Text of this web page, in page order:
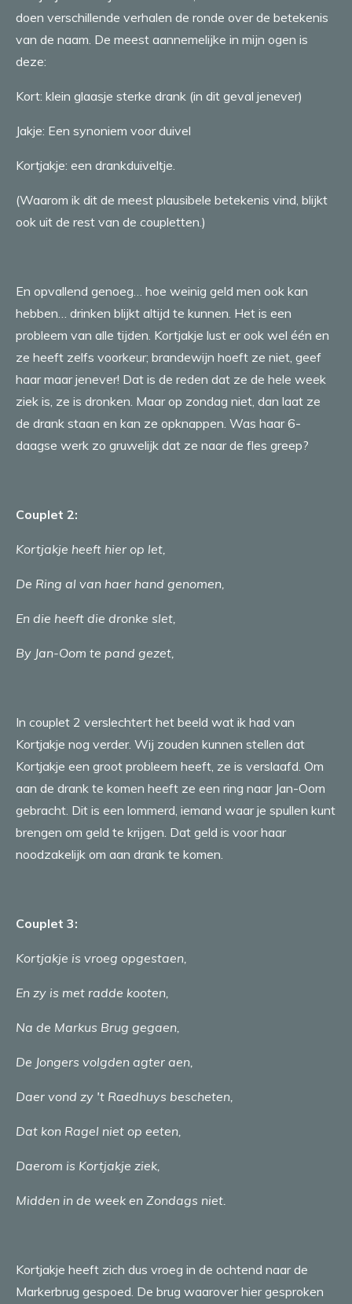
doen verschillende verhalen de ronde over de betekenis
van de naam. De meest aannemelijke in mijn ogen is
deze:
Kort: klein glaasje sterke drank (in dit geval jenever)
Jakje: Een synoniem voor duivel
Kortjakje: een drankduiveltje.
(Waarom ik dit de meest plausibele betekenis vind, blijkt
ook uit de rest van de coupletten.)
En opvallend genoeg… hoe weinig geld men ook kan
hebben… drinken blijkt altijd te kunnen. Het is een
probleem van alle tijden. Kortjakje lust er ook wel één en
ze heeft zelfs voorkeur; brandewijn hoeft ze niet, geef
haar maar jenever! Dat is de reden dat ze de hele week
ziek is, ze is dronken. Maar op zondag niet, dan laat ze
de drank staan en kan ze opknappen. Was haar 6-
daagse werk zo gruwelijk dat ze naar de fles greep?
Couplet 2:
Kortjakje heeft hier op let,
De Ring al van haer hand genomen,
En die heeft die dronke slet,
By Jan-Oom te pand gezet,
In couplet 2 verslechtert het beeld wat ik had van
Kortjakje nog verder. Wij zouden kunnen stellen dat
Kortjakje een groot probleem heeft, ze is verslaafd. Om
aan de drank te komen heeft ze een ring naar Jan-Oom
gebracht. Dit is een lommerd, iemand waar je spullen kunt
brengen om geld te krijgen. Dat geld is voor haar
noodzakelijk om aan drank te komen.
Couplet 3:
Kortjakje is vroeg opgestaen,
En zy is met radde kooten,
Na de Markus Brug gegaen,
De Jongers volgden agter aen,
Daer vond zy 't Raedhuys bescheten,
Dat kon Ragel niet op eeten,
Daerom is Kortjakje ziek,
Midden in de week en Zondags niet.
Kortjakje heeft zich dus vroeg in de ochtend naar de
Markerbrug gespoed. De brug waarover hier gesproken